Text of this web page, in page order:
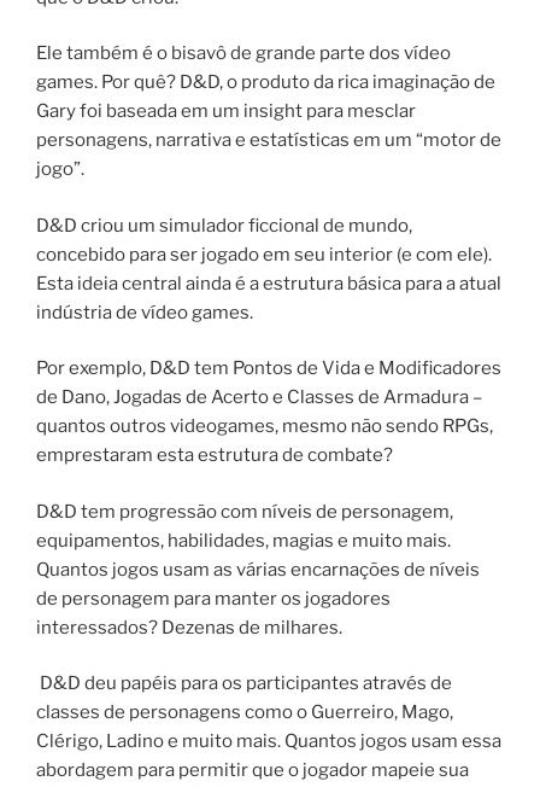
Ele também é o bisavô de grande parte dos vídeo
games. Por quê? D&D, o produto da rica imaginação de
Gary foi baseada em um insight para mesclar
personagens, narrativa e estatísticas em um “motor de
jogo”.
D&D criou um simulador ficcional de mundo,
concebido para ser jogado em seu interior (e com ele).
Esta ideia central ainda é a estrutura básica para a atual
indústria de vídeo games.
Por exemplo, D&D tem Pontos de Vida e Modificadores
de Dano, Jogadas de Acerto e Classes de Armadura –
quantos outros videogames, mesmo não sendo RPGs,
emprestaram esta estrutura de combate?
D&D tem progressão com níveis de personagem,
equipamentos, habilidades, magias e muito mais.
Quantos jogos usam as várias encarnações de níveis
de personagem para manter os jogadores
interessados? Dezenas de milhares.
D&D deu papéis para os participantes através de
classes de personagens como o Guerreiro, Mago,
Clérigo, Ladino e muito mais. Quantos jogos usam essa
abordagem para permitir que o jogador mapeie sua